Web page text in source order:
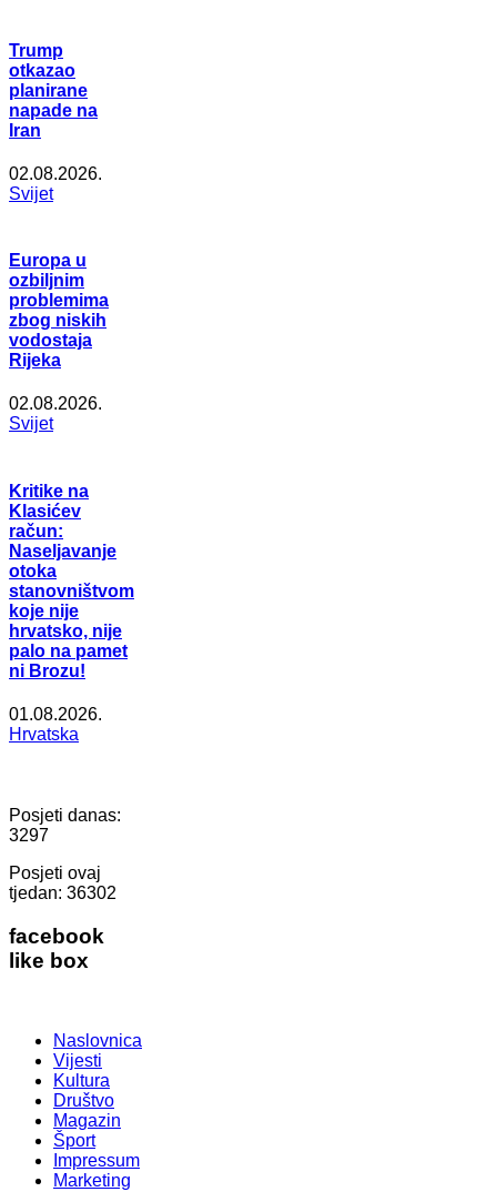
Trump
otkazao
planirane
napade na
Iran
02.08.2026.
Svijet
Europa u
ozbiljnim
problemima
zbog niskih
vodostaja
Rijeka
02.08.2026.
Svijet
Kritike na
Klasićev
račun:
Naseljavanje
otoka
stanovništvom
koje nije
hrvatsko, nije
palo na pamet
ni Brozu!
01.08.2026.
Hrvatska
Posjeti danas:
3297
Posjeti ovaj
tjedan: 36302
facebook
like box
Naslovnica
Vijesti
Kultura
Društvo
Magazin
Šport
Impressum
Marketing